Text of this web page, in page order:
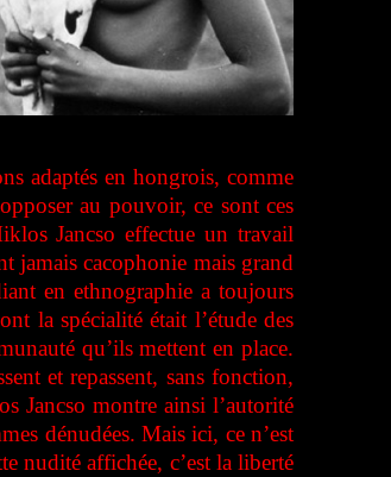
adaptés en hongrois, comme
au pouvoir, ce sont ces
Jancso effectue un travail
jamais cacophonie mais grand
en ethnographie a toujours
la spécialité était l’étude des
qu’ils mettent en place.
et repassent, sans fonction,
Jancso montre ainsi l’autorité
dénudées. Mais ici, ce n’est
nudité affichée, c’est la liberté